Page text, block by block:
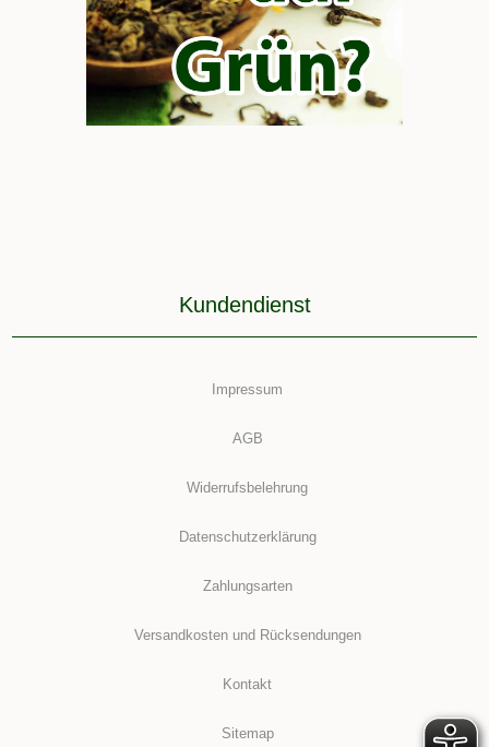
Kundendienst
Impressum
AGB
Widerrufsbelehrung
Datenschutzerklärung
Zahlungsarten
Versandkosten und Rücksendungen
Kontakt
Sitemap